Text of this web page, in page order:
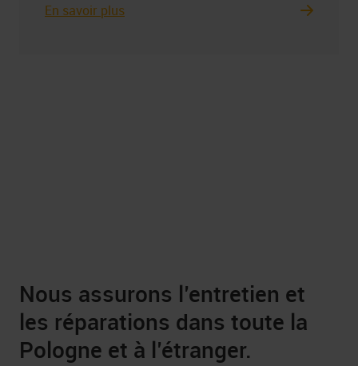
En savoir plus
Nous assurons l’entretien et
les réparations dans toute la
Pologne et à l’étranger.